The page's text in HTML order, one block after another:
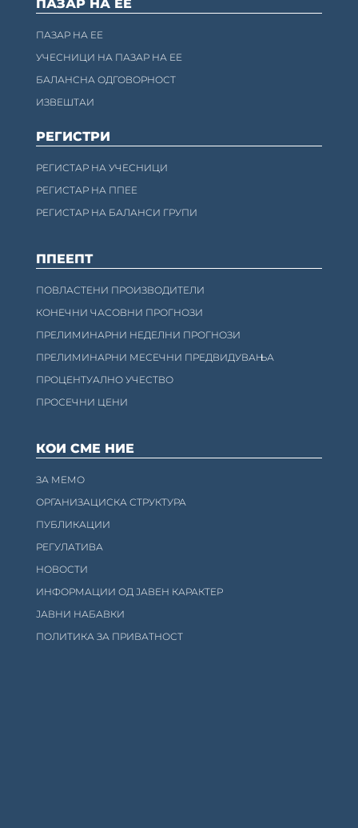
ПАЗАР НА ЕЕ
ПАЗАР НА ЕЕ
УЧЕСНИЦИ НА ПАЗАР НА ЕЕ
БАЛАНСНА ОДГОВОРНОСТ
ИЗВЕШТАИ
РЕГИСТРИ
РЕГИСТАР НА УЧЕСНИЦИ
РЕГИСТАР НА ППЕЕ
РЕГИСТАР НА БАЛАНСИ ГРУПИ
ППЕЕПТ
ПОВЛАСТЕНИ ПРОИЗВОДИТЕЛИ
КОНЕЧНИ ЧАСОВНИ ПРОГНОЗИ
ПРЕЛИМИНАРНИ НЕДЕЛНИ ПРОГНОЗИ
ПРЕЛИМИНАРНИ МЕСЕЧНИ ПРЕДВИДУВАЊА
ПРОЦЕНТУАЛНО УЧЕСТВО
ПРОСЕЧНИ ЦЕНИ
КОИ СМЕ НИЕ
ЗА МЕМО
ОРГАНИЗАЦИСКА СТРУКТУРА
ПУБЛИКАЦИИ
РЕГУЛАТИВА
НОВОСТИ
ИНФОРМАЦИИ ОД ЈАВЕН КАРАКТЕР
ЈАВНИ НАБАВКИ
ПОЛИТИКА ЗА ПРИВАТНОСТ